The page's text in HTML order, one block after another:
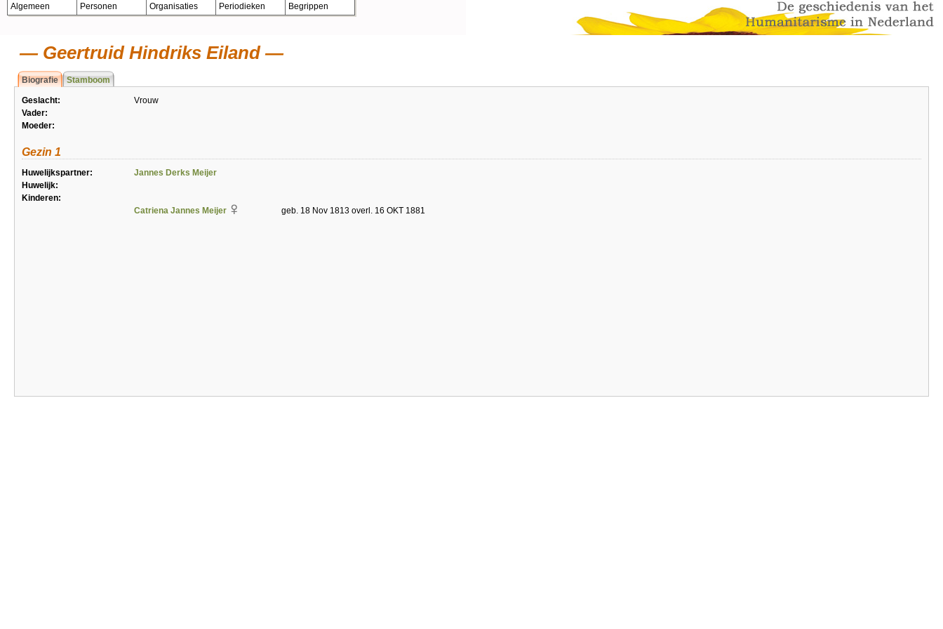
Algemeen Personen Organisaties Periodieken Begrippen
Geertruid Hindriks Eiland
Biografie Stamboom
Geslacht:
Vrouw
Vader:
Moeder:
Gezin 1
Huwelijkspartner:
Jannes Derks Meijer
Huwelijk:
Kinderen:
Catriena Jannes Meijer
geb. 18 Nov 1813 overl. 16 OKT 1881